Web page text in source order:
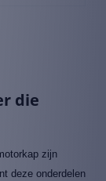
die
zijn
deze onderdelen